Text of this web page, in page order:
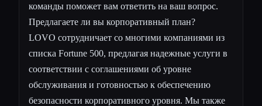
команды поможет вам ответить на ваш вопрос.
Предлагаете ли вы корпоративный план?
LOVO сотрудничает со многими компаниями из
списка Fortune 500, предлагая надежные услуги в
соответствии с соглашениями об уровне
обслуживания и готовностью к обеспечению
безопасности корпоративного уровня. Мы также